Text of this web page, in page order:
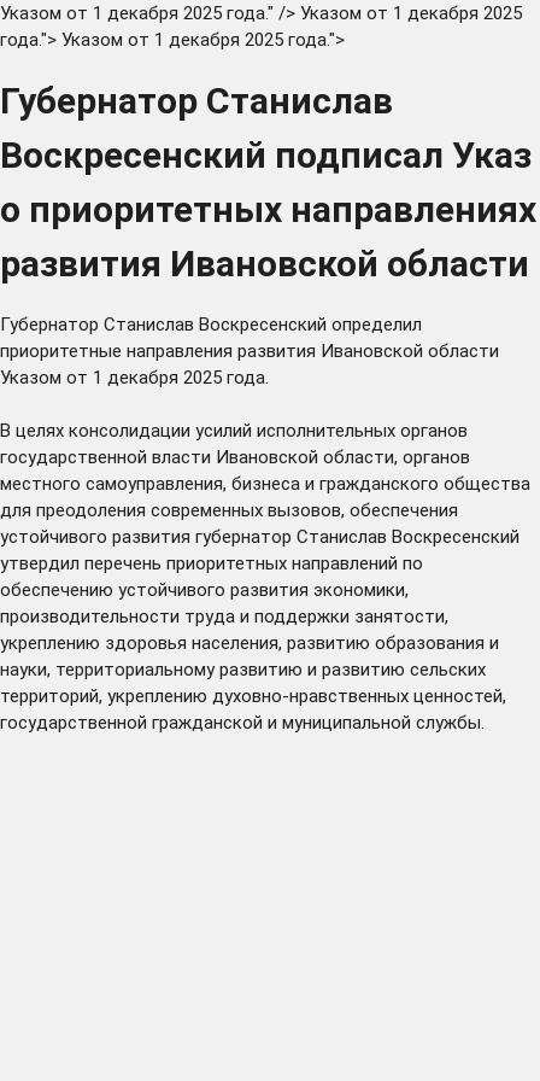
Указом от 1 декабря 2025 года." /> Указом от 1 декабря 2025
года."> Указом от 1 декабря 2025 года.">
Губернатор Станислав
Воскресенский подписал Указ
о приоритетных направлениях
развития Ивановской области
Губернатор Станислав Воскресенский определил
приоритетные направления развития Ивановской области
Указом от 1 декабря 2025 года.
В целях консолидации усилий исполнительных органов
государственной власти Ивановской области, органов
местного самоуправления, бизнеса и гражданского общества
для преодоления современных вызовов, обеспечения
устойчивого развития губернатор Станислав Воскресенский
утвердил перечень приоритетных направлений по
обеспечению устойчивого развития экономики,
производительности труда и поддержки занятости,
укреплению здоровья населения, развитию образования и
науки, территориальному развитию и развитию сельских
территорий, укреплению духовно-нравственных ценностей,
государственной гражданской и муниципальной службы.